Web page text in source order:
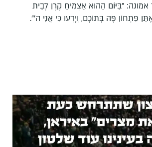
"בַּיּוֹם הַהוּא אַצְמִיחַ קֶרֶן לְבֵית
פִּתְחוֹן פֶּה בְּתוֹכָם, וְיָדְעוּ כִּי אֲנִי ה'".